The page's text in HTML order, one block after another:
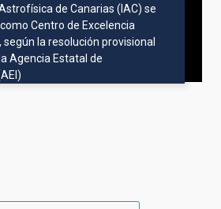
de Canarias (IAC) se
Centro de Excelencia
según la resolución provisional
Agencia Estatal de